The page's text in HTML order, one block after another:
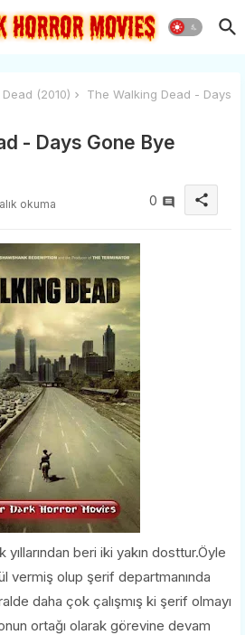
(2010)
The Walking Dead - Days
- Days Gone Bye
okuma 0 share
beri iki yakın dosttur.Öyle
vermiş olup şerif departmanında
daha çok çalışmış ki şerif olmayı
ortağı olarak görevine devam